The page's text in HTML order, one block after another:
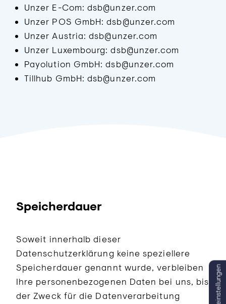
Unzer E-Com: dsb@unzer.com
Unzer POS GmbH: dsb@unzer.com
Unzer Austria: dsb@unzer.com
Unzer Luxembourg: dsb@unzer.com
Payolution GmbH: dsb@unzer.com
Tillhub GmbH: dsb@unzer.com
Speicherdauer
Soweit innerhalb dieser
Datenschutzerklärung keine speziellere
Speicherdauer genannt wurde, verbleiben
Ihre personenbezogenen Daten bei uns, bis
der Zweck für die Datenverarbeitung